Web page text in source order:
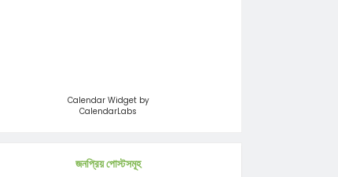
Calendar Widget by
CalendarLabs
জনপ্রিয় পোস্টসমূহ